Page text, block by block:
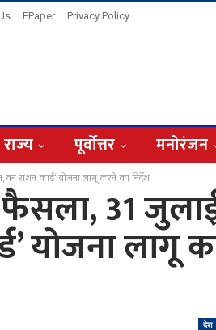
EPaper Privacy Policy
राज्य पूर्वोत्तर मनोरंजन
राशन कार्ड’ योजना लागू करने का निर्देश
फैसला, 31
योजना लागू
देश